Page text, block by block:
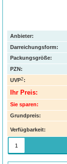
Anbieter:
Darreichungsform:
Packungsgröße:
PZN:
UVP2:
Ihr Preis:
Sie sparen:
Grundpreis:
Verfügbarkeit: